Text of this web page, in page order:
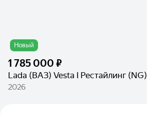
Новый
1 785 000 ₽
Lada (ВАЗ) Vesta I Рестайлинг (NG)
2026